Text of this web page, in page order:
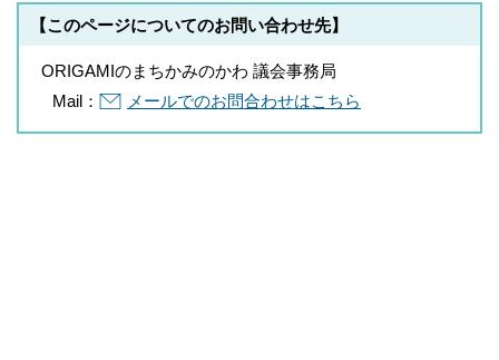
【このページについてのお問い合わせ先】
ORIGAMIのまちかみのかわ 議会事務局
Mail：
メールでのお問合わせはこちら